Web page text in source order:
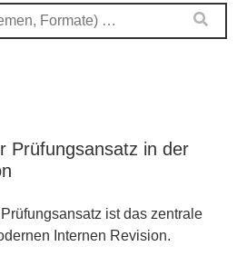
Prüfungsansatz in der
ist das zentrale
Internen Revision.